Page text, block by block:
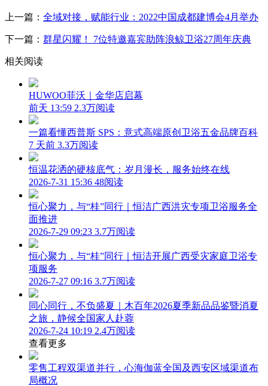
上一篇： 全域对接，赋能行业：2022中国成都建博会4月举办
下一篇： 群星闪耀！ 7位特邀嘉宾助阵浪鲸卫浴27周年庆典
相关阅读
HUWOO菲沃｜金华店启幕
前天 13:59 2.3万阅读
一篇看懂西普斯 SPS：意式高端原创卫浴五金品牌百科
7 天前 3.3万阅读
恒温花洒的硬核底气：岁月漫长，服务始终在线
2026-7-31 15:36 48阅读
恒心聚力，与“桂”同行｜恒洁广西洪灾专项卫浴服务全
面推进
2026-7-29 09:23 3.7万阅读
恒心聚力，与“桂”同行｜恒洁开展广西受灾家庭卫浴专
项服务
2026-7-27 09:16 3.7万阅读
同心同行，不负盛夏｜木百年2026夏季新品品鉴暨消夏
之旅，静候全国家人赴蓉
2026-7-24 10:19 2.4万阅读
查看更多
零售工程双渠道并行，心海伽蓝全国及西安区域渠道布
局概况